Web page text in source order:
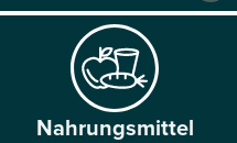
Nahrungs­mittel